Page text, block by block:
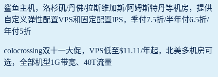
鲨鱼主机，洛杉矶/丹佛/拉斯维加斯/阿姆斯特丹等机房，提供
自定义弹性配置VPS和固定配置IPS，季付7.5折/半年付6.5折/
年付5折
colocrossing双十一大促，VPS低至$11.11/年起，北美多机房可
选，全部机型1G带宽、40T流量